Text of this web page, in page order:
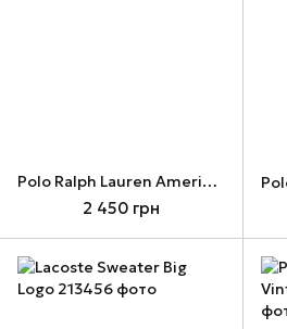
Polo Ralph Lauren American Flag
2 450 грн